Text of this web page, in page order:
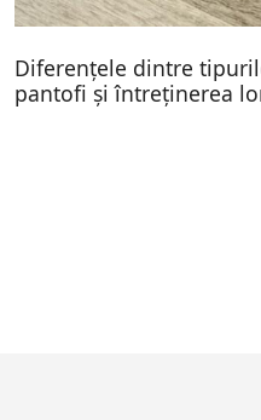
Diferențele dintre
pantofi și întreținerea